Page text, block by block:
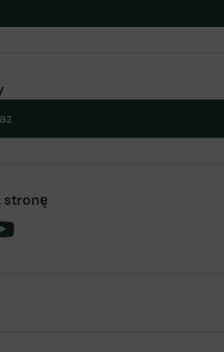
stronę